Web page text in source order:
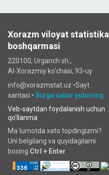
Xorazm viloyat statistika
boshqarmasi
220100, Urganch sh.,
Al-Xorazmiy ko‘chаsi, 93-uy
info@xorazmstat.uz •Sayt
xaritasi • Bizga xabar yuboring
Veb-saytdan foydalanish uchun
qo'llanma
Ma`lumotda xato topdingizmi?
Uni belgilang va quyidagilarni
bosing Ctrl + Enter